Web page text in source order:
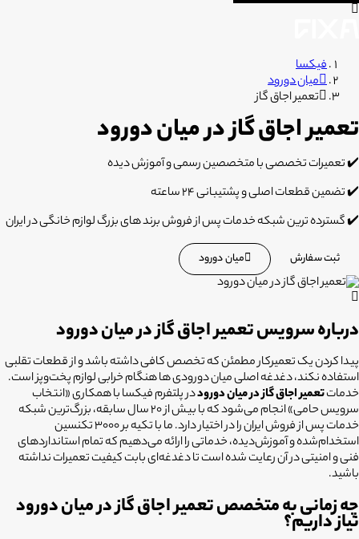
فیکسا
میان دورود
تعمیر اجاق گاز
تعمیر اجاق گاز در میان دورود
✔️ تعمیرات تخصصی با متخصصین رسمی و آموزش دیده
✔️ تضمین قطعات اصلی و پشتیبانی 24 ساعته
✔️ گسترده ترین شبکه خدمات پس از فروش برند های بزرگ لوازم خانگی در ایران
ثبت سفارش میان دورود
درباره سرویس تعمیر اجاق گاز در میان دورود
پیدا کردن یک تعمیرکار مطمئن که تخصص کافی داشته باشد و از قطعات تقلبی
استفاده نکند، دغدغه اصلی میان دورودی ها هنگام خرابی لوازم پخت‌وپز است.
خدماتتعمیر اجاق گاز در میان دوروددر پلتفرم فیکسا با همکاری «انتخاب
سرویس حامی» انجام می‌شود که با بیش از ۲۰ سال سابقه، بزرگ‌ترین شبکه
خدمات پس از فروش ایران را در اختیار دارد. ما با تکیه بر ۳۰۰۰ تکنسین
استخدام‌شده و آموزش‌دیده، خدماتی را ارائه می‌دهیم که تمام استانداردهای
فنی و امنیتی در آن رعایت شده است تا دغدغه‌ای بابت کیفیت تعمیرات نداشته
باشید.
چه زمانی به متخصص تعمیر اجاق گاز در میان دورود
نیاز داریم؟